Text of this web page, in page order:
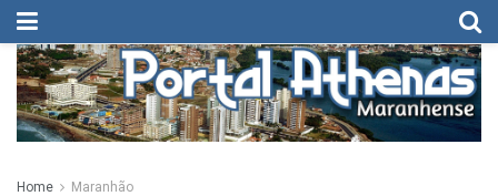
Home Maranhão